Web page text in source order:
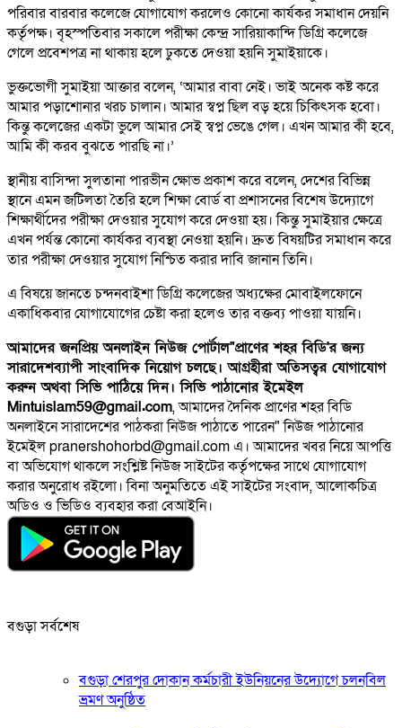
পরিবার বারবার কলেজে যোগাযোগ করলেও কোনো কার্যকর সমাধান দেয়নি
কর্তৃপক্ষ। বৃহস্পতিবার সকালে পরীক্ষা কেন্দ্র সারিয়াকান্দি ডিগ্রি কলেজে
গেলে প্রবেশপত্র না থাকায় হলে ঢুকতে দেওয়া হয়নি সুমাইয়াকে।
ভুক্তভোগী সুমাইয়া আক্তার বলেন, ‌‌‘আমার বাবা নেই। ভাই অনেক কষ্ট করে
আমার পড়াশোনার খরচ চালান। আমার স্বপ্ন ছিল বড় হয়ে চিকিৎসক হবো।
কিন্তু কলেজের একটা ভুলে আমার সেই স্বপ্ন ভেঙে গেল। এখন আমার কী হবে,
আমি কী করব বুঝতে পারছি না।’
স্থানীয় বাসিন্দা সুলতানা পারভীন ক্ষোভ প্রকাশ করে বলেন, দেশের বিভিন্ন
স্থানে এমন জটিলতা তৈরি হলে শিক্ষা বোর্ড বা প্রশাসনের বিশেষ উদ্যোগে
শিক্ষার্থীদের পরীক্ষা দেওয়ার সুযোগ করে দেওয়া হয়। কিন্তু সুমাইয়ার ক্ষেত্রে
এখন পর্যন্ত কোনো কার্যকর ব্যবস্থা নেওয়া হয়নি। দ্রুত বিষয়টির সমাধান করে
তার পরীক্ষা দেওয়ার সুযোগ নিশ্চিত করার দাবি জানান তিনি।
এ বিষয়ে জানতে চন্দনবাইশা ডিগ্রি কলেজের অধ্যক্ষের মোবাইলফোনে
একাধিকবার যোগাযোগের চেষ্টা করা হলেও তার বক্তব্য পাওয়া যায়নি।
আমাদের জনপ্রিয় অনলাইন নিউজ পোর্টাল"প্রাণের শহর বিডি'র জন্য
সারাদেশব্যাপী সাংবাদিক নিয়োগ চলছে। আগ্রহীরা অতিসত্বর যোগাযোগ
করুন অথবা সিভি পাঠিয়ে দিন। সিভি পাঠানোর ইমেইল
Mintuislam59@gmail.com, আমাদের দৈনিক প্রাণের শহর বিডি
অনলাইনে সারাদেশের পাঠকরা নিউজ পাঠাতে পারেন" নিউজ পাঠানোর
ইমেইল pranershohorbd@gmail.com এ। আমাদের খবর নিয়ে আপত্তি
বা অভিযোগ থাকলে সংশ্লিষ্ট নিউজ সাইটের কর্তৃপক্ষের সাথে যোগাযোগ
করার অনুরোধ রইলো। বিনা অনুমতিতে এই সাইটের সংবাদ, আলোকচিত্র
অডিও ও ভিডিও ব্যবহার করা বেআইনি।
বগুড়া সর্বশেষ
বগুড়া শেরপুর দোকান কর্মচারী ইউনিয়নের উদ্যোগে চলনবিল
ভ্রমণ অনুষ্ঠিত